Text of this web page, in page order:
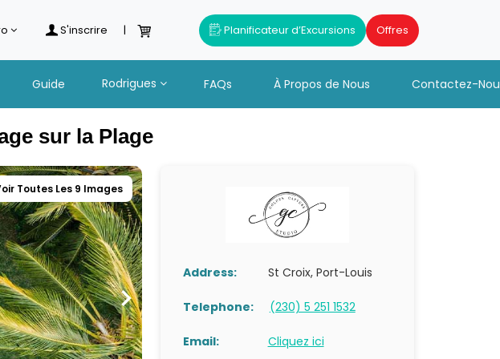
S'inscrire | Planificateur d’Excursions Offres
Guide Rodrigues FAQs À Propos de Nous Contactez-
sur la Plage
Toutes Les 9 Images
Address: St Croix, Port-Louis
Telephone: (230) 5 251 1532
Email: Cliquez ici